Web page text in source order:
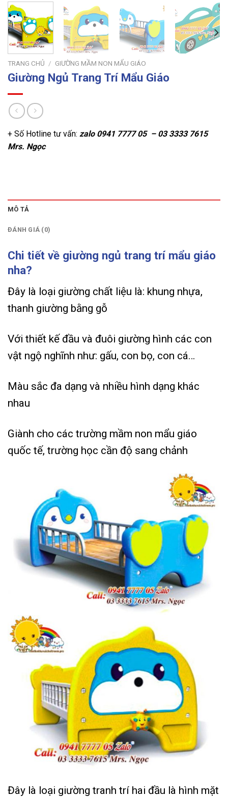
TRANG CHỦ / GIƯỜNG MẦM NON MẨU GIÁO
Giường Ngủ Trang Trí Mẩu Giáo
+ Số Hotline tư vấn: zalo 0941 7777 05 – 03 3333 7615
Mrs. Ngọc
MÔ TẢ
ĐÁNH GIÁ (0)
Chi tiết về giường ngủ trang trí mẩu giáo
nha?
Đây là loại giường chất liệu là: khung nhựa,
thanh giường bằng gỗ
Với thiết kế đầu và đuôi giường hình các con
vật ngộ nghĩnh như: gấu, con bọ, con cá…
Màu sắc đa dạng và nhiều hình dạng khác
nhau
Giành cho các trường mầm non mẩu giáo
quốc tế, trường học cần độ sang chảnh
Đây là loại giường tranh trí hai đầu là hình mặt